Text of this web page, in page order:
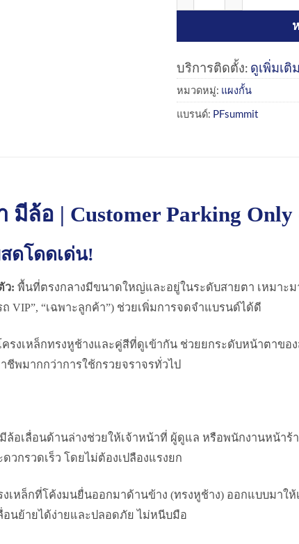
บริการติดตั้ง: ดูเพิ่มเติม
หมวดหมู่: แผงกั้น
แบรนด์: PFsummit
มีล้อ | Customer Parking Only
ดโดดเด่น!
ว: พื้นที่ตรงกลางมีขนาดใหญ่และอยู่ในระดับสายตา เหมาะ
VIP”, “เฉพาะลูกค้า”) ช่วยเพิ่มการจดจำแบรนด์ได้ดี
ครงเหล็กทรงหูช้างและคู่สีที่ดูเข้ากัน ช่วยยกระดับหน้าตาขอ
ชีพมากกว่าการใช้กรวยจราจรทั่วไป
ล้อเลื่อนด้านล่างช่วยให้เจ้าหน้าที่ ผู้ดูแล หรือพนักงานหน้าร้
วกรวดเร็ว โดยไม่ต้องเปลืองแรงยก
งเหล็กที่โค้งมนยื่นออกมาด้านข้าง (ทรงหูช้าง) ออกแบบมาใ
นย้ายได้ง่ายและปลอดภัย ไม่หนีบมือ